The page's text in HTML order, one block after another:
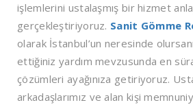
işlemlerini ustalaşmış bir hizmet
gerçekleştiriyoruz. Sanit Gömme
olarak İstanbul’un neresinde
ettiğiniz yardım mevzusunda en
çözümleri ayağınıza getiriyoruz.
arkadaşlarımız ve alan kişi